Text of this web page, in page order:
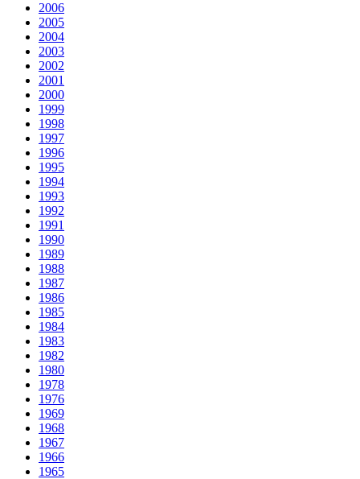
2006
2005
2004
2003
2002
2001
2000
1999
1998
1997
1996
1995
1994
1993
1992
1991
1990
1989
1988
1987
1986
1985
1984
1983
1982
1980
1978
1976
1969
1968
1967
1966
1965